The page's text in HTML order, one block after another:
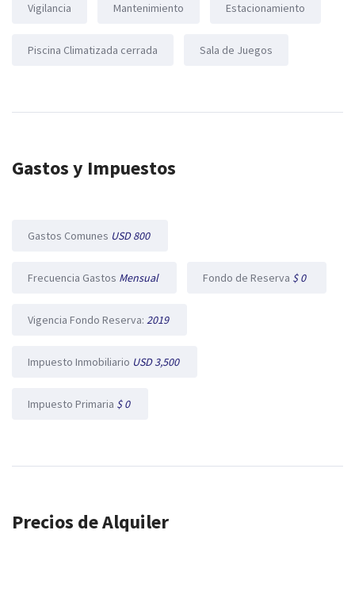
Vigilancia Mantenimiento Estacionamiento
Piscina Climatizada cerrada Sala de Juegos
Gastos y Impuestos
Gastos Comunes USD 800
Frecuencia Gastos Mensual Fondo de Reserva $ 0
Vigencia Fondo Reserva: 2019
Impuesto Inmobiliario USD 3,500
Impuesto Primaria $ 0
Precios de Alquiler